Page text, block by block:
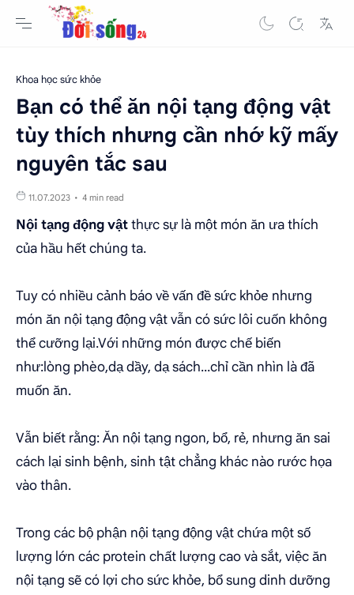
Khoa học sức khỏe
Bạn có thể ăn nội tạng động vật
tùy thích nhưng cần nhớ kỹ mấy
nguyên tắc sau
4 min read
Nội tạng động vậtthực sự là một món ăn ưa thích
của hầu hết chúng ta.
Tuy có nhiều cảnh báo về vấn đề sức khỏe nhưng
món ăn nội tạng động vật vẫn có sức lôi cuốn không
thể cưỡng lại.Với những món được chế biến
như:lòng phèo,dạ dầy, dạ sách...chỉ cần nhìn là đã
muốn ăn.
Vẫn biết rằng: Ăn nội tạng ngon, bổ, rẻ, nhưng ăn sai
cách lại sinh bệnh, sinh tật chẳng khác nào rước họa
vào thân.
Trong các bộ phận nội tạng động vật chứa một số
lượng lớn các protein chất lượng cao và sắt, việc ăn
nội tạng sẽ có lợi cho sức khỏe, bổ sung dinh dưỡng